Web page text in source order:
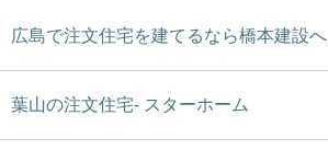
広島で注文住宅を建てるなら橋本建設へ
葉山の注文住宅- スターホーム